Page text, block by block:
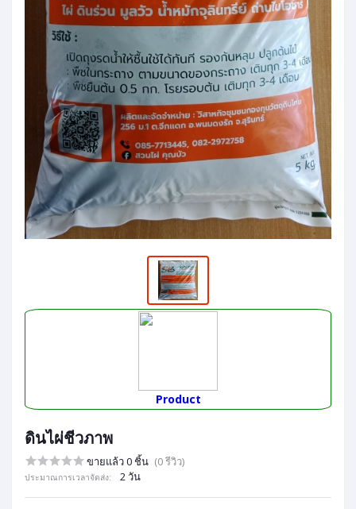
Product
ดินไผ่ชีวภาพ
ขายแล้ว 0 ชิ้น (0 รีวิว)
ประมาณการเวลาจัดส่ง: 2 วัน